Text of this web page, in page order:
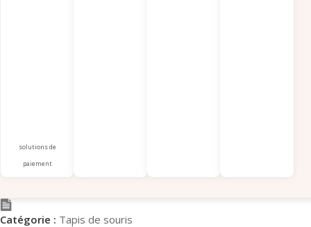
solutions de
paiement
Catégorie : Tapis de souris